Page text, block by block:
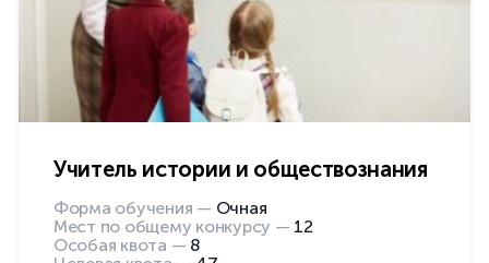
Учитель истории и обществознания
Форма обучения — Очная
Мест по общему конкурсу — 12
Особая квота — 8